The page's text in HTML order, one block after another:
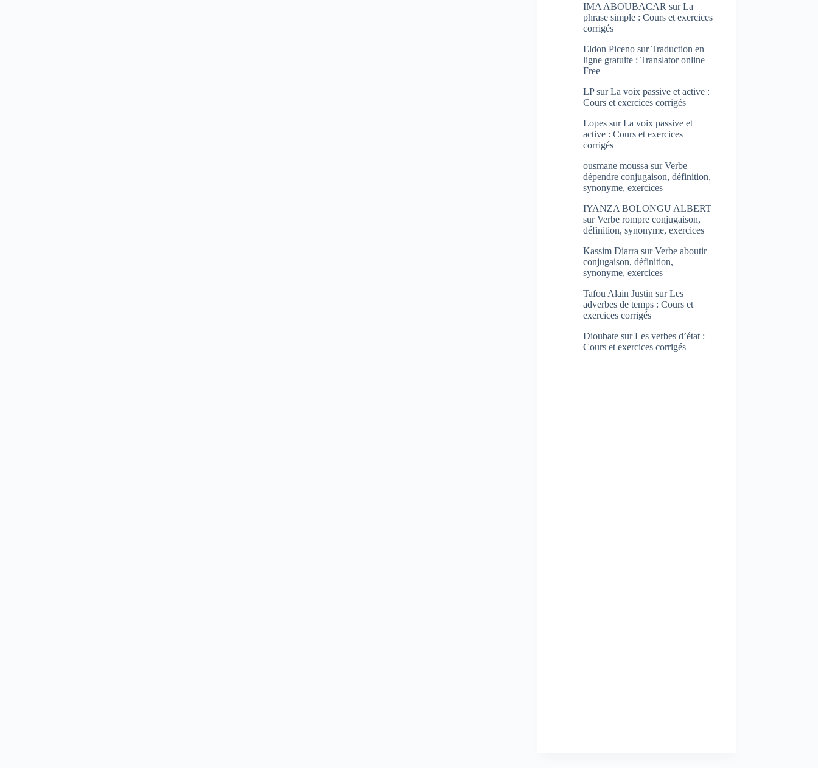
IMA ABOUBACAR surLa
phrase simple : Cours et exercices
corrigés
Eldon Piceno surTraduction en
ligne gratuite : Translator online –
Free
LPsurLa voix passive et active :
Cours et exercices corrigés
Lopes surLa voix passive et
active : Cours et exercices
corrigés
ousmane moussa surVerbe
dépendre conjugaison, définition,
synonyme, exercices
IYANZA BOLONGU ALBERT
surVerbe rompre conjugaison,
définition, synonyme, exercices
Kassim Diarra surVerbe aboutir
conjugaison, définition,
synonyme, exercices
Tafou Alain Justin surLes
adverbes de temps : Cours et
exercices corrigés
Dioubate surLes verbes d’état :
Cours et exercices corrigés